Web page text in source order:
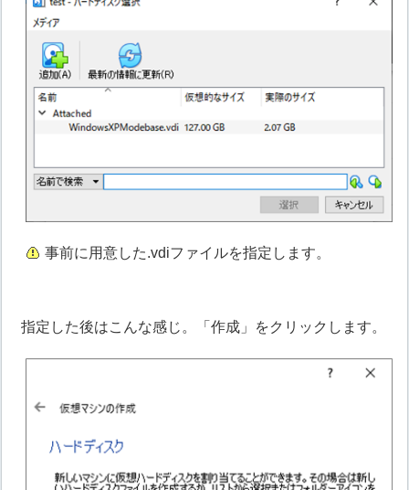
事前に用意した.vdiファイルを指定します。
指定した後はこんな感じ。「作成」をクリックします。